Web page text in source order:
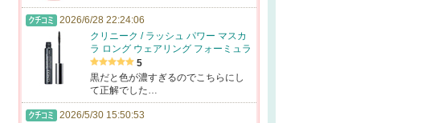
2026/6/28 22:24:06
クリニーク / ラッシュ パワー マスカ
ラ ロング ウェアリング フォーミュラ
5
黒だと色が濃すぎるのでこちらにし
て正解でした…
2026/5/30 15:50:53